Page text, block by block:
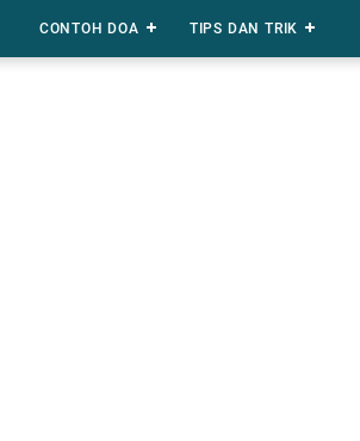
CONTOH DOA TIPS DAN TRIK